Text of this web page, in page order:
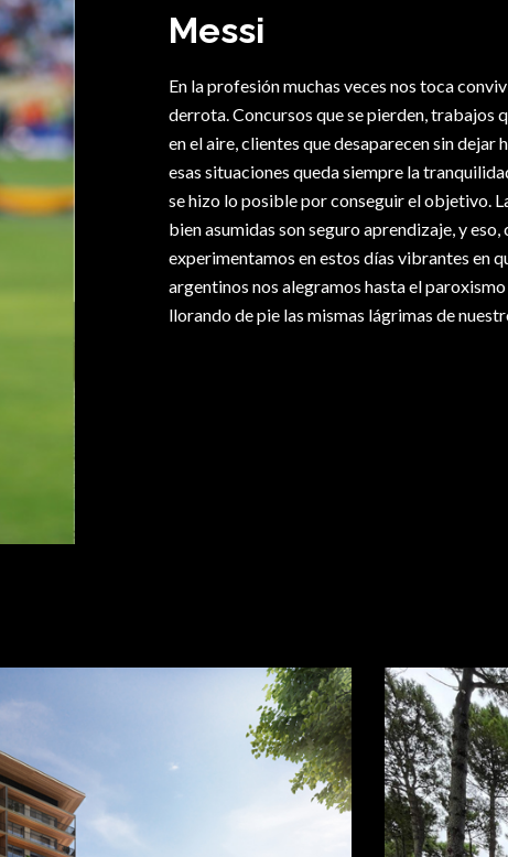
Messi
En la profesión muchas veces nos toca
derrota. Concursos que se pierden, trabajos
en el aire, clientes que desaparecen sin dejar
esas situaciones queda siempre la
se hizo lo posible por conseguir el objetivo.
bien asumidas son seguro aprendizaje, y eso,
experimentamos en estos días vibrantes en
argentinos nos alegramos hasta el
llorando de pie las mismas lágrimas de